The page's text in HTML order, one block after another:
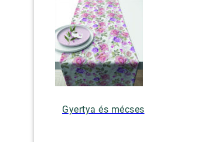
Gyertya és mécses